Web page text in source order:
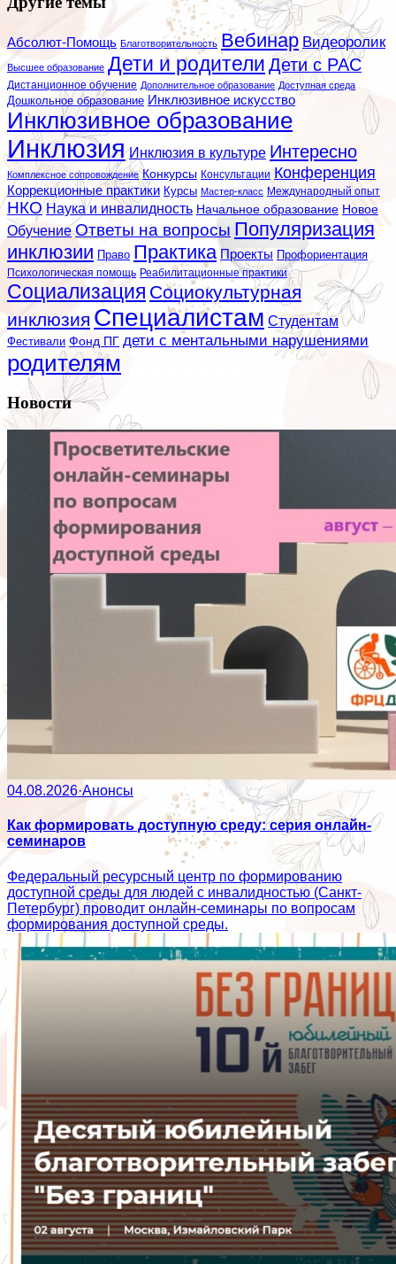
Абсолют-Помощь Благотворительность Вебинар Видеоролик
Высшее образование Дети и родители Дети с РАС
Дистанционное обучение Дополнительное образование Доступная среда
Дошкольное образование Инклюзивное искусство
Инклюзивное образование
Инклюзия Инклюзия в культуре Интересно
Комплексное сопровождение Конкурсы Консультации Конференция
Коррекционные практики Курсы Мастер-класс Международный опыт
НКО Наука и инвалидность Начальное образование Новое
Обучение Ответы на вопросы Популяризация
инклюзии Право Практика Проекты Профориентация
Психологическая помощь Реабилитационные практики
Социализация Социокультурная
инклюзия Специалистам Студентам
Фестивали Фонд ПГ дети с ментальными нарушениями
родителям
Новости
04.08.2026·Анонсы
Как формировать доступную среду: серия онлайн-
семинаров
Федеральный ресурсный центр по формированию
доступной среды для людей с инвалидностью (Санкт-
Петербург) проводит онлайн-семинары по вопросам
формирования доступной среды.